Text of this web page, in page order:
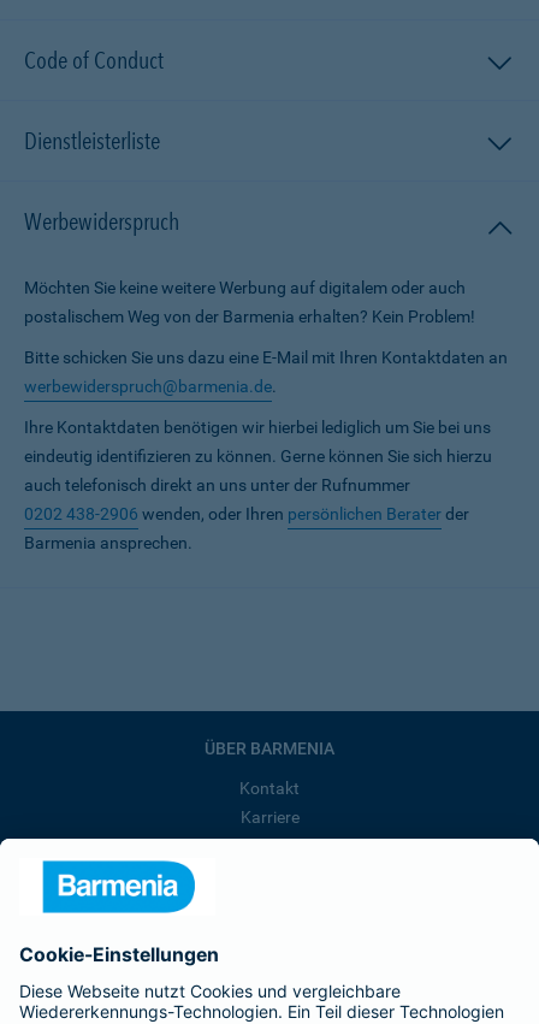
Code of Conduct
Dienstleisterliste
Werbewiderspruch
Möchten Sie keine weitere Werbung auf digitalem oder auch
postalischem Weg von der Barmenia erhalten? Kein Problem!
Bitte schicken Sie uns dazu eine E-Mail mit Ihren Kontaktdaten an
werbewiderspruch@barmenia.de.
Ihre Kontaktdaten benötigen wir hierbei lediglich um Sie bei uns
eindeutig identifizieren zu können. Gerne können Sie sich hierzu
auch telefonisch direkt an uns unter der Rufnummer
0202 438-2906 wenden, oder Ihren persönlichen Beraterder
Barmenia ansprechen.
ÜBER BARMENIA
Kontakt
Karriere
Barmenia ist Teil der BarmeniaGothaer
BELIEBTE SEITEN